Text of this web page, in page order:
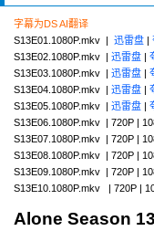
字幕为DS AI翻译
S13E01.1080P.mkv | 迅雷盘 |
S13E02.1080P.mkv | 迅雷盘 |
S13E03.1080P.mkv | 迅雷盘 |
S13E04.1080P.mkv | 迅雷盘 |
S13E05.1080P.mkv | 迅雷盘 |
S13E06.1080P.mkv | 720P |
S13E07.1080P.mkv | 720P |
S13E08.1080P.mkv | 720P |
S13E09.1080P.mkv | 720P |
S13E10.1080P.mkv | 720P |
Alone Season